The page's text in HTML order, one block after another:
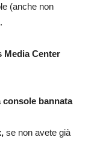
(anche non
Media Center
bannata
se non avete già